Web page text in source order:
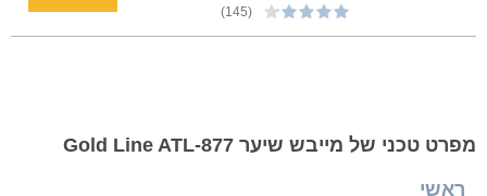
(145)
מפרט טכני של מייבש שיער Gold Line ATL-877
ראשי